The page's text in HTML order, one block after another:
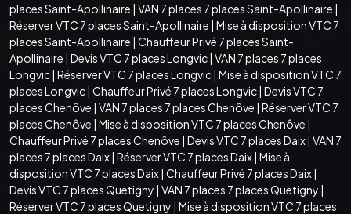
places Saint-Apollinaire | VAN 7 places 7 places Saint-Apollinaire |
Réserver VTC 7 places Saint-Apollinaire | Mise à disposition VTC 7
places Saint-Apollinaire | Chauffeur Privé 7 places Saint-
Apollinaire | Devis VTC 7 places Longvic| VAN 7 places 7 places
Longvic| Réserver VTC 7 places Longvic| Mise à disposition VTC 7
places Longvic| Chauffeur Privé 7 places Longvic| Devis VTC 7
places Chenôve | VAN 7 places 7 places Chenôve | Réserver VTC 7
places Chenôve | Mise à disposition VTC 7 places Chenôve |
Chauffeur Privé 7 places Chenôve | Devis VTC 7 places Daix| VAN 7
places 7 places Daix| Réserver VTC 7 places Daix| Mise à
disposition VTC 7 places Daix| Chauffeur Privé 7 places Daix|
Devis VTC 7 places Quetigny | VAN 7 places 7 places Quetigny |
Réserver VTC 7 places Quetigny | Mise à disposition VTC 7 places